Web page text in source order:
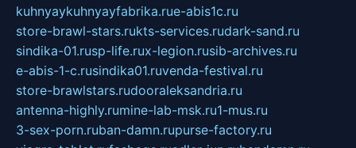
kuhnyaykuhnyayfabrika.rue-abis1c.ru
store-brawl-stars.rukts-services.rudark-sand.ru
sindika-01.rusp-life.rux-legion.rusib-archives.ru
e-abis-1-c.rusindika01.ruvenda-festival.ru
store-brawlstars.rudooraleksandria.ru
antenna-highly.rumine-lab-msk.ru1-mus.ru
3-sex-porn.ruban-damn.rupurse-factory.ru